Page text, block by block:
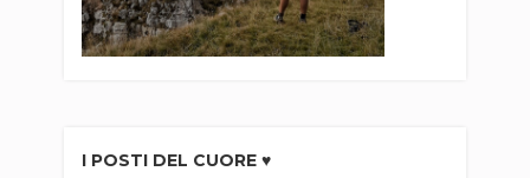
I POSTI DEL CUORE ♥